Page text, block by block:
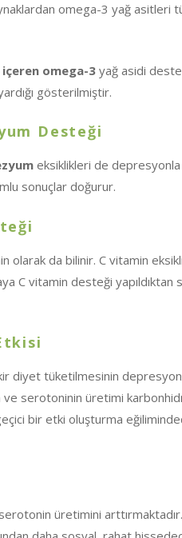
omega-3 yağ asitleri
içeren omega-3 yağ asidi
gösterilmiştir.
Desteği
eksiklikleri de
sonuçlar doğurur.
olarak da bilinir. C vitamin
C vitamin desteği
diyet tüketilmesinin
ve serotoninin üretimi
bir etki oluşturma
üretimini